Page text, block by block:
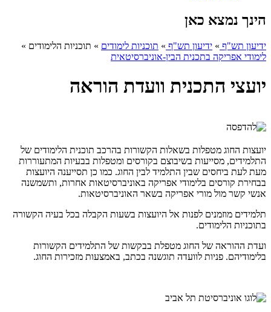
הינך נמצא כאן
ידיעון תש"ף » ידיעון תש"ף » תוכניות לימודים » תוכניות הלימודים »
לימודי אפריקה בתכנית הבין-אוניברסיטאית
יועצי התכנית וועדת הוראה
יועצות החוג מטפלות בשאלות הקשורות בהרכב תוכנית הלימודים של
התלמידים, מסייעות בשיבוצם בקורסים ומטפלות בבעיות המתעוררות
מעת לעת ביחסים שבין התלמיד לבין החוג. כמו כן תסייענה היועצות
בבחירת קורסים בלימודי אפריקה באוניברסיטאות אחרות, ותשמשנה
אנשי קשר מול מורי אפריקה בשאר האוניברסיטאות.
תלמידים מוזמנים לפנות אל היועצות בשעות הקבלה בכל בעיה הקשורה
בתוכניות הלימודים.
ועדת ההוראה של החוג מטפלת בבקשות של התלמידים הקשורות
בלימודיהם. פניות לוועדה תוגשנה בכתב, באמצעות מזכירות החוג.